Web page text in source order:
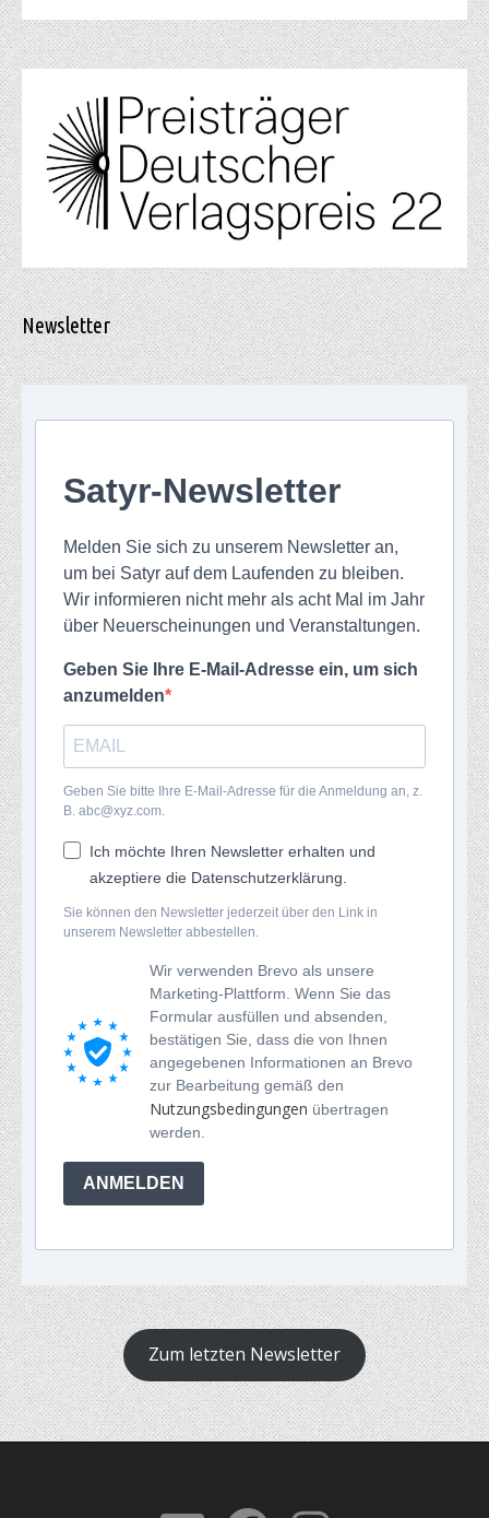
Newsletter
Satyr-Newsletter
Melden Sie sich zu unserem Newsletter an,
um bei Satyr auf dem Laufenden zu bleiben.
Wir informieren nicht mehr als acht Mal im Jahr
über Neuerscheinungen und Veranstaltungen.
Geben Sie Ihre E-Mail-Adresse ein, um sich
anzumelden
Geben Sie bitte Ihre E-Mail-Adresse für die Anmeldung an, z.
B. abc@xyz.com.
Ich möchte Ihren Newsletter erhalten und
akzeptiere die Datenschutzerklärung.
Sie können den Newsletter jederzeit über den Link in
unserem Newsletter abbestellen.
Wir verwenden Brevo als unsere
Marketing-Plattform. Wenn Sie das
Formular ausfüllen und absenden,
bestätigen Sie, dass die von Ihnen
angegebenen Informationen an Brevo
zur Bearbeitung gemäß den
Nutzungsbedingungen übertragen
werden.
ANMELDEN
Zum letzten Newsletter